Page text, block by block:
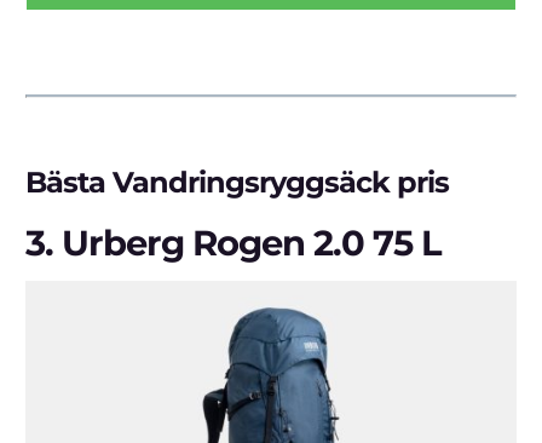
Bästa Vandringsryggsäck pris
3. Urberg Rogen 2.0 75 L